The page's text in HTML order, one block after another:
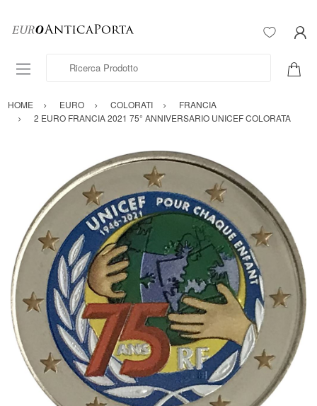
Ricerca Prodotto
HOME EURO COLORATI
FRANCIA
2 EURO FRANCIA 2021 75° ANNIVERSARIO UNICEF COLORATA